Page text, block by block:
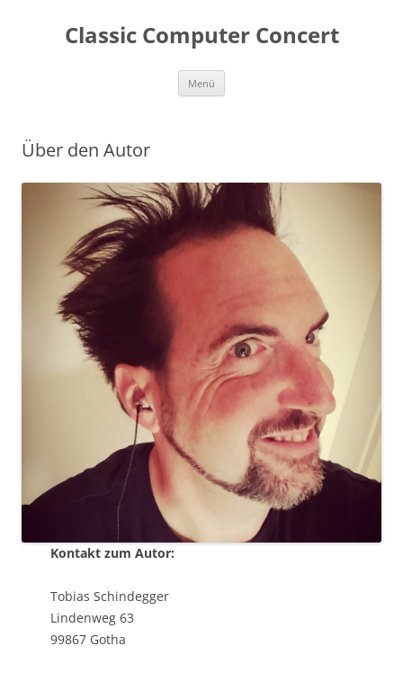
springenClassic Computer Concert
Menü
Über den Autor
Kontakt zum Autor:
Tobias Schindegger
Lindenweg 63
99867 Gotha